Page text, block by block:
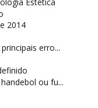
2014
erro...
ou fu...